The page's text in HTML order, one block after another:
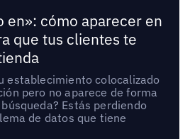
en»: cómo aparecer en
que tus clientes te
establecimiento colocalizado
pero no aparece de forma
Estás perdiendo
de datos que tiene